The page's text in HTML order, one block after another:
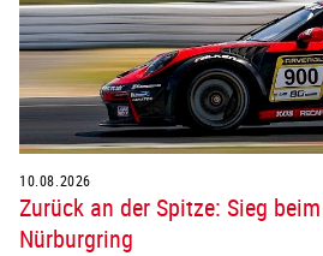
10.08.2026
Zurück an der Spitze: Sieg
Nürburgring